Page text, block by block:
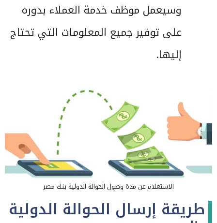
وسيعمل موظف خدمة العملاء بدوره
على توفير جميع المعلومات التي تحتاج
إليها.
الاستعلام عن مدة وصول الحوالة الدولية بنك مصر
طريقة إرسال الحوالة الدولية